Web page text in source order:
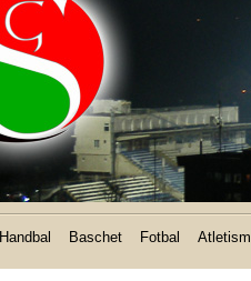
Handbal Baschet Fotbal Atletism